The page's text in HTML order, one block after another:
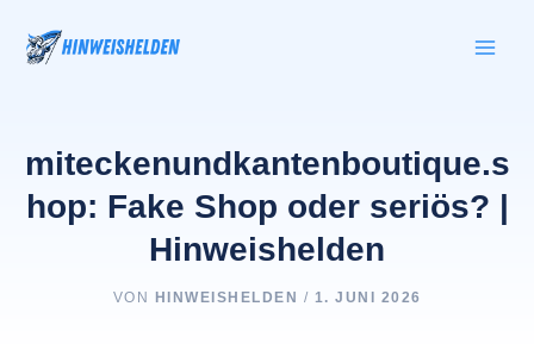
Inhalt
springen
miteckenundkantenboutique.s
hop: Fake Shop oder seriös? |
Hinweishelden
VON HINWEISHELDEN / 1. JUNI 2026